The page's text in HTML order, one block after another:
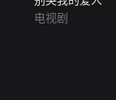
电视剧